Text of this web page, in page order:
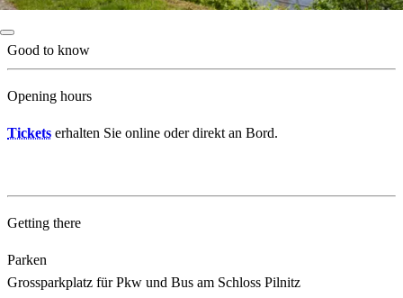
Good to know
Opening hours
Tickets erhalten Sie online oder direkt an Bord.
Getting there
Parken
Grossparkplatz für Pkw und Bus am Schloss Pilnitz